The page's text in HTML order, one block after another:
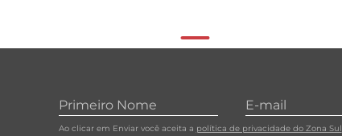
Ao clicar em Enviar você aceita a política de privacidade do Zona Sul